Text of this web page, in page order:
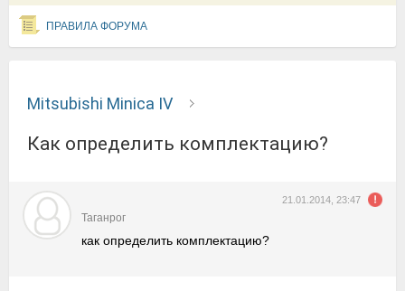
ПРАВИЛА ФОРУМА
Mitsubishi Minica IV
как определить комплектацию?
21.01.2014, 23:47
Таганрог
как определить комплектацию?